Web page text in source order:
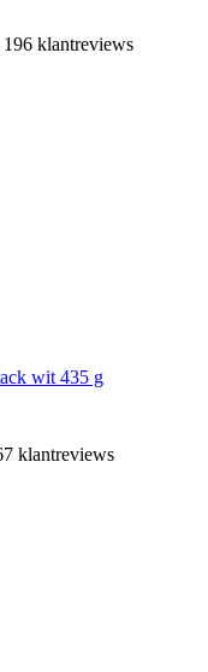
196 klantreviews
wit 435 g
klantreviews